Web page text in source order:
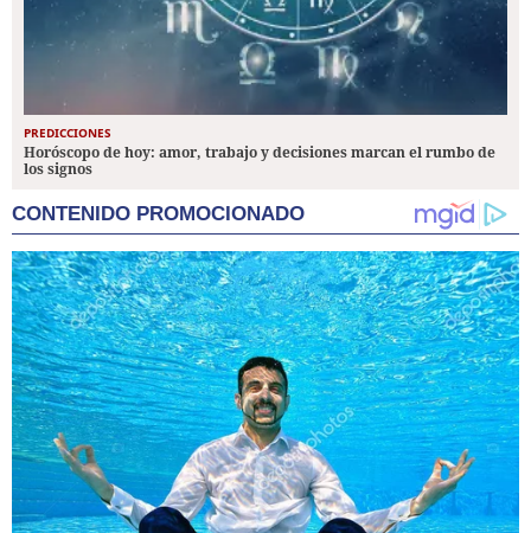
PREDICCIONES
Horóscopo de hoy: amor, trabajo y decisiones marcan el rumbo de
los signos
CONTENIDO PROMOCIONADO